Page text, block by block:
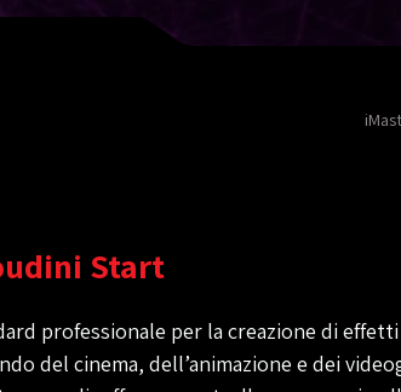
Start
professionale per la creazione di
del cinema, dell’animazione e dei